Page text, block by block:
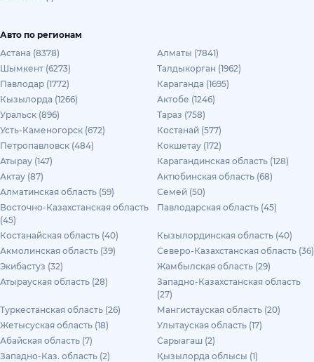
Авто по регионам
Астана (8378)
Алматы (7841)
Шымкент (6273)
Талдыкорган (1962)
Павлодар (1772)
Караганда (1695)
Кызылорда (1266)
Актобе (1246)
Уральск (896)
Тараз (758)
Усть-Каменогорск (672)
Костанай (577)
Петропавловск (484)
Кокшетау (172)
Атырау (147)
Карагандинская область (128)
Актау (87)
Актюбинская область (68)
Алматинская область (59)
Семей (50)
Восточно-Казахстанская область
(45)
Павлодарская область (45)
Костанайская область (40)
Кызылординская область (40)
Акмолинская область (39)
Северо-Казахстанская область (36)
Экибастуз (32)
Жамбылская область (29)
Атырауская область (28)
Западно-Казахстанская область
(27)
Туркестанская область (26)
Мангистауская область (20)
Жетысуская область (18)
Улытауская область (17)
Абайская область (7)
Сарыагаш (2)
Западно-Каз. область (2)
Қызылорда облысы (1)